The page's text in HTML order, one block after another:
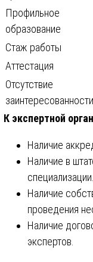
Профильное
образование
Стаж работы
Аттестация
Отсутствие
заинтересованности
К экспертной
Наличие
Наличие в
специализации.
Наличие
проведения
Наличие
экспертов.